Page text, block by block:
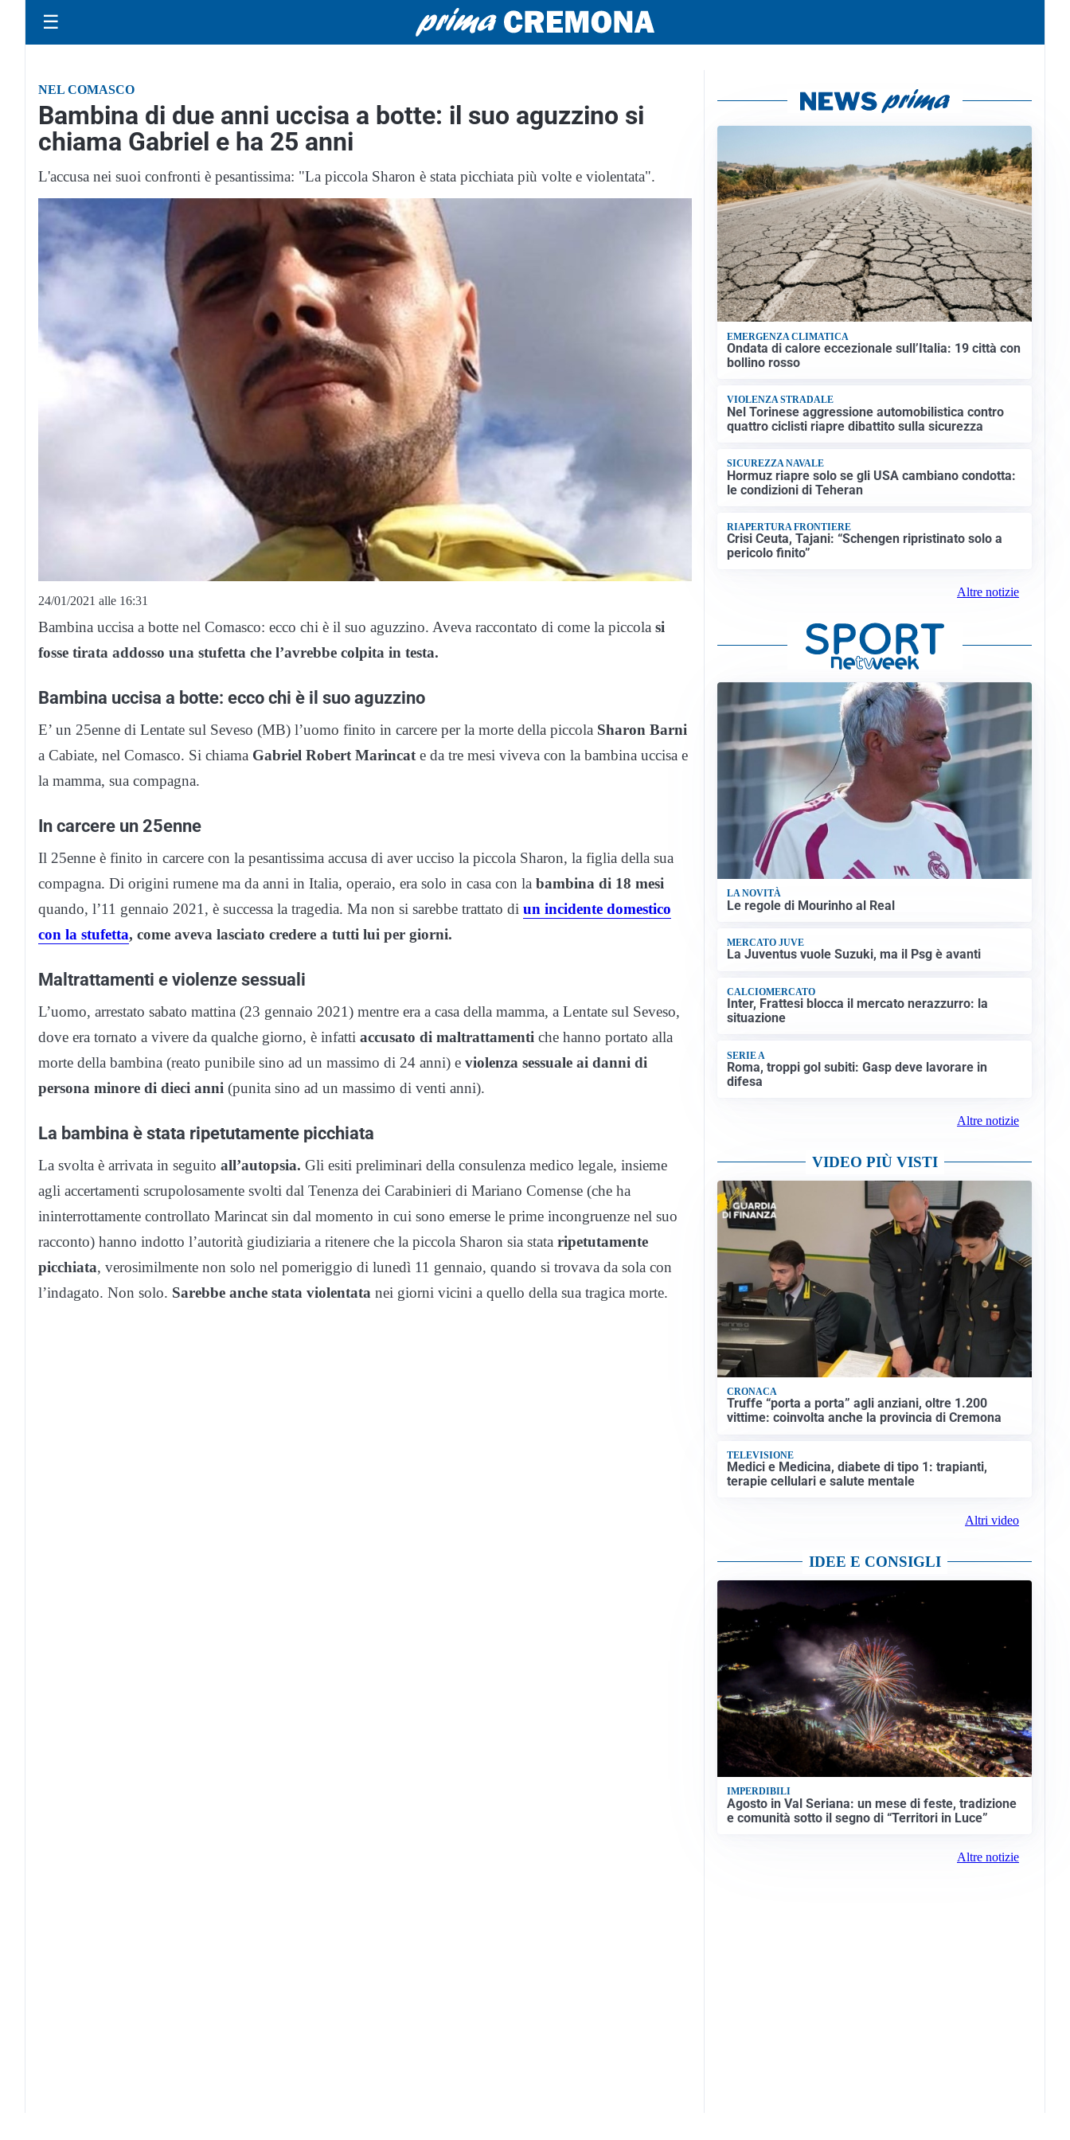
☰
NEL COMASCO
Bambina di due anni uccisa a botte: il suo aguzzino si
chiama Gabriel e ha 25 anni
L'accusa nei suoi confronti è pesantissima: "La piccola Sharon è stata picchiata più volte e violentata".
24/01/2021 alle 16:31
Bambina uccisa a botte nel Comasco: ecco chi è il suo aguzzino. Aveva raccontato di come la piccola si
fosse tirata addosso una stufetta che l’avrebbe colpita in testa.
Bambina uccisa a botte: ecco chi è il suo aguzzino
E’ un 25enne di Lentate sul Seveso (MB) l’uomo finito in carcere per la morte della piccola Sharon Barni
a Cabiate, nel Comasco. Si chiama Gabriel Robert Marincate da tre mesi viveva con la bambina uccisa e
la mamma, sua compagna.
In carcere un 25enne
Il 25enne è finito in carcere con la pesantissima accusa di aver ucciso la piccola Sharon, la figlia della sua
compagna. Di origini rumene ma da anni in Italia, operaio, era solo in casa con la bambina di 18 mesi
quando, l’11 gennaio 2021, è successa la tragedia. Ma non si sarebbe trattato di un incidente domestico
con la stufetta, come aveva lasciato credere a tutti lui per giorni.
Maltrattamenti e violenze sessuali
L’uomo, arrestato sabato mattina (23 gennaio 2021) mentre era a casa della mamma, a Lentate sul Seveso,
dove era tornato a vivere da qualche giorno, è infatti accusato di maltrattamenti che hanno portato alla
morte della bambina (reato punibile sino ad un massimo di 24 anni) e violenza sessuale ai danni di
persona minore di dieci anni (punita sino ad un massimo di venti anni).
La bambina è stata ripetutamente picchiata
La svolta è arrivata in seguito all’autopsia. Gli esiti preliminari della consulenza medico legale, insieme
agli accertamenti scrupolosamente svolti dal Tenenza dei Carabinieri di Mariano Comense (che ha
ininterrottamente controllato Marincat sin dal momento in cui sono emerse le prime incongruenze nel suo
racconto) hanno indotto l’autorità giudiziaria a ritenere che la piccola Sharon sia stata ripetutamente
picchiata, verosimilmente non solo nel pomeriggio di lunedì 11 gennaio, quando si trovava da sola con
l’indagato. Non solo. Sarebbe anche stata violentata nei giorni vicini a quello della sua tragica morte.
EMERGENZA CLIMATICA
Ondata di calore eccezionale sull’Italia: 19 città con
bollino rosso
VIOLENZA STRADALE
Nel Torinese aggressione automobilistica contro
quattro ciclisti riapre dibattito sulla sicurezza
SICUREZZA NAVALE
Hormuz riapre solo se gli USA cambiano condotta:
le condizioni di Teheran
RIAPERTURA FRONTIERE
Crisi Ceuta, Tajani: “Schengen ripristinato solo a
pericolo finito”
Altre notizie
LA NOVITÀ
Le regole di Mourinho al Real
MERCATO JUVE
La Juventus vuole Suzuki, ma il Psg è avanti
CALCIOMERCATO
Inter, Frattesi blocca il mercato nerazzurro: la
situazione
SERIE A
Roma, troppi gol subiti: Gasp deve lavorare in
difesa
Altre notizie
VIDEO PIÙ VISTI
CRONACA
Truffe “porta a porta” agli anziani, oltre 1.200
vittime: coinvolta anche la provincia di Cremona
TELEVISIONE
Medici e Medicina, diabete di tipo 1: trapianti,
terapie cellulari e salute mentale
Altri video
IDEE E CONSIGLI
IMPERDIBILI
Agosto in Val Seriana: un mese di feste, tradizione
e comunità sotto il segno di “Territori in Luce”
Altre notizie